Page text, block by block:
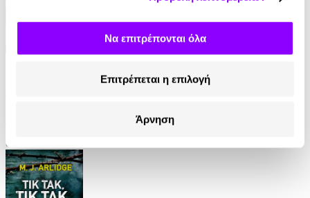
Να επιτρέπονται όλα
Επιτρέπεται η επιλογή
Άρνηση
8.99€